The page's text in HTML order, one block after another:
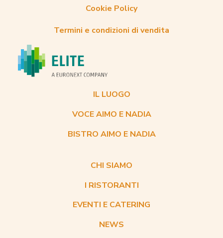
Cookie Policy
Termini e condizioni di vendita
IL LUOGO
VOCE AIMO E NADIA
BISTRO AIMO E NADIA
CHI SIAMO
I RISTORANTI
EVENTI E CATERING
NEWS